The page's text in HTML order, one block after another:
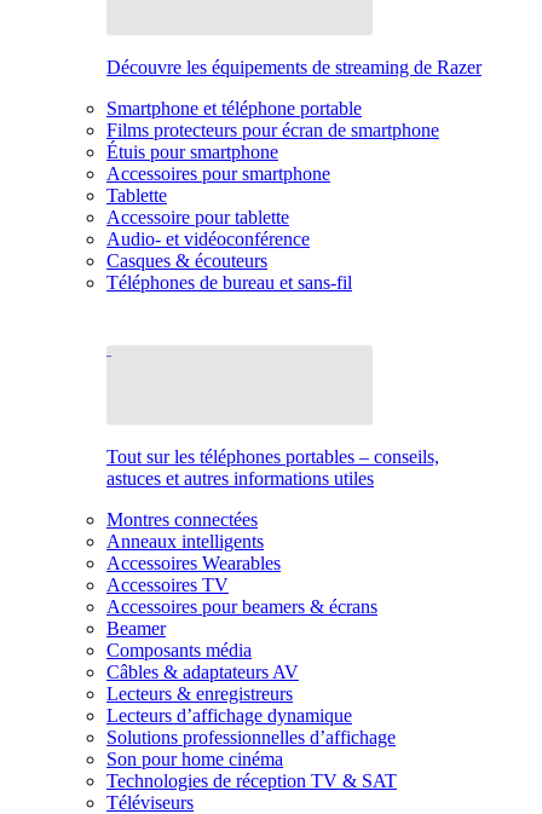
Découvre les équipements de streaming de Razer
Smartphone et téléphone portable
Films protecteurs pour écran de smartphone
Étuis pour smartphone
Accessoires pour smartphone
Tablette
Accessoire pour tablette
Audio- et vidéoconférence
Casques & écouteurs
Téléphones de bureau et sans-fil
Tout sur les téléphones portables – conseils,
astuces et autres informations utiles
Montres connectées
Anneaux intelligents
Accessoires Wearables
Accessoires TV
Accessoires pour beamers & écrans
Beamer
Composants média
Câbles & adaptateurs AV
Lecteurs & enregistreurs
Lecteurs d’affichage dynamique
Solutions professionnelles d’affichage
Son pour home cinéma
Technologies de réception TV & SAT
Téléviseurs